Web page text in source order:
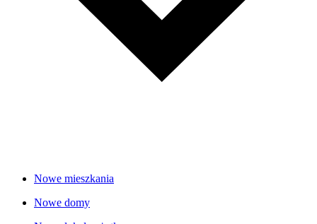
Nowe mieszkania
Nowe domy